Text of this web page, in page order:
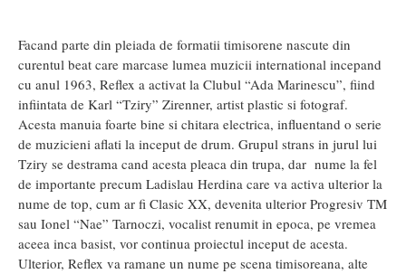
Facand parte din pleiada de formatii timisorene nascute din
curentul beat care marcase lumea muzicii international incepand
cu anul 1963, Reflex a activat la Clubul “Ada Marinescu”, fiind
infiintata de Karl “Tziry” Zirenner, artist plastic si fotograf.
Acesta manuia foarte bine si chitara electrica, influentand o serie
de muzicieni aflati la inceput de drum. Grupul strans in jurul lui
Tziry se destrama cand acesta pleaca din trupa, dar nume la fel
de importante precum Ladislau Herdina care va activa ulterior la
nume de top, cum ar fi Clasic XX, devenita ulterior Progresiv TM
sau Ionel “Nae” Tarnoczi, vocalist renumit in epoca, pe vremea
aceea inca basist, vor continua proiectul inceput de acesta.
Ulterior, Reflex va ramane un nume pe scena timisoreana, alte